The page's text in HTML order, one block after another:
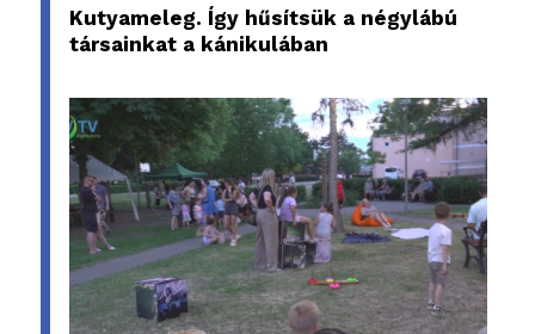
Kutyameleg. Így hűsítsük a négylábú
társainkat a kánikulában